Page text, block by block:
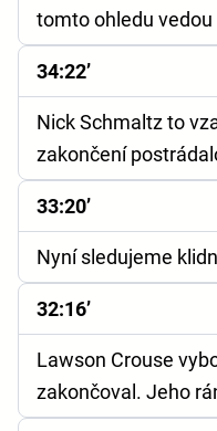
tomto ohledu vedou
34:22’
Nick Schmaltz to
zakončení
33:20’
Nyní sledujeme
32:16’
Lawson Crouse
zakončoval. Jeho